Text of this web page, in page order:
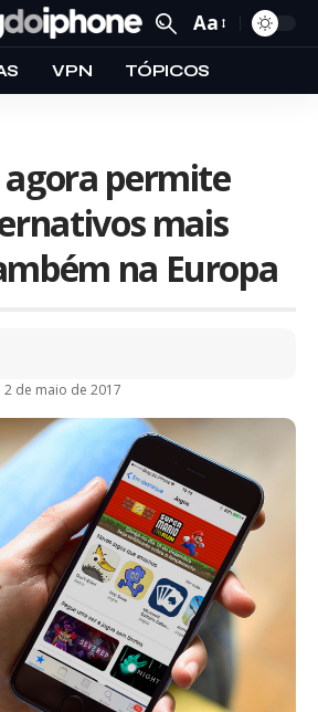
Aa
VPN TÓPICOS
permite
mais
na Europa
de maio de 2017